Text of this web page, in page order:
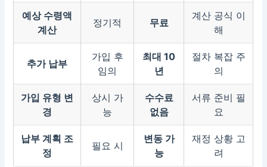
예상 수령액
계산
정기적 무료
계산 공식 이
해
추가 납부
가입 후
임의
최대 10
년
절차 복잡 주
의
가입 유형 변
경
상시 가
능
수수료
없음
서류 준비 필
요
납부 계획 조
정
필요 시
변동 가
능
재정 상황 고
려